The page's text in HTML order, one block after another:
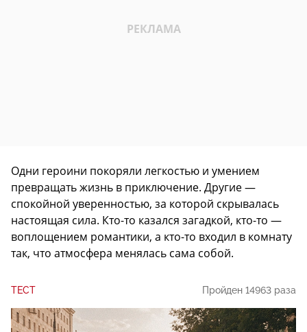
Одни героини покоряли легкостью и умением
превращать жизнь в приключение. Другие —
спокойной уверенностью, за которой скрывалась
настоящая сила. Кто-то казался загадкой, кто-то —
воплощением романтики, а кто-то входил в комнату
так, что атмосфера менялась сама собой.
ТЕСТ Пройден 14963 раза